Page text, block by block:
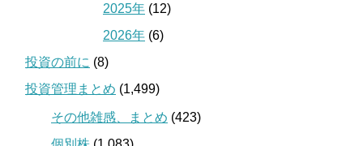
2025年 (12)
2026年 (6)
投資の前に (8)
投資管理まとめ (1,499)
その他雑感、まとめ (423)